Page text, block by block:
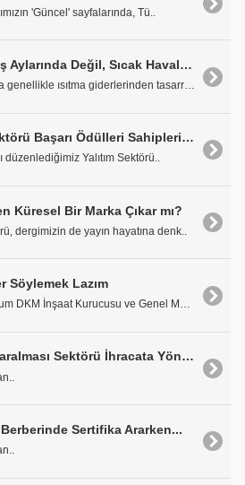
'Güncel' sayfalarında, Tü..
Sadece Kış Aylarında Değil, Sıcak Havalarda da Yalıtım Şart
Kamuoyunda genellikle ısıtma giderlerinden tasarru..
Yalıtım Sektörü Başarı Ödülleri Sahiplerini Buldu
düzenlediğimiz Yalıtım Sektörü..
Küresel Bir Marka Çıkar mı?
dergimizin de yayın hayatına denk..
Söylemek Lazım
Değerli dostum DKM İnşaat Kurucusu ve Genel Müdürü..
İç Pazar Daralması Sektörü İhracata Yönlendiriyor
Berberinde Sertifika Ararken...